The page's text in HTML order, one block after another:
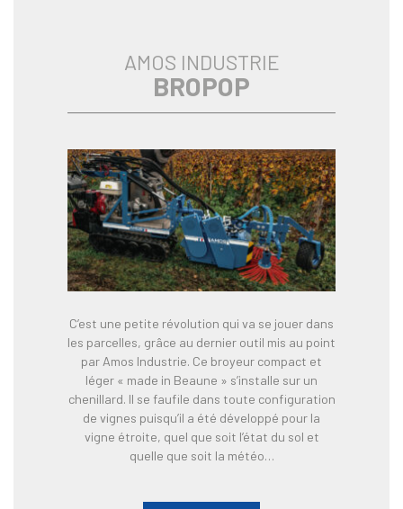
AMOS INDUSTRIE
BROPOP
C’est une petite révolution qui va se jouer dans
les parcelles, grâce au dernier outil mis au point
par Amos Industrie. Ce broyeur compact et
léger « made in Beaune » s’installe sur un
chenillard. Il se faufile dans toute configuration
de vignes puisqu’il a été développé pour la
vigne étroite, quel que soit l’état du sol et
quelle que soit la météo…